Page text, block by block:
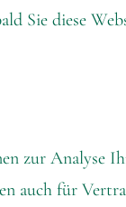
Sie diese
zur Analyse
auch für